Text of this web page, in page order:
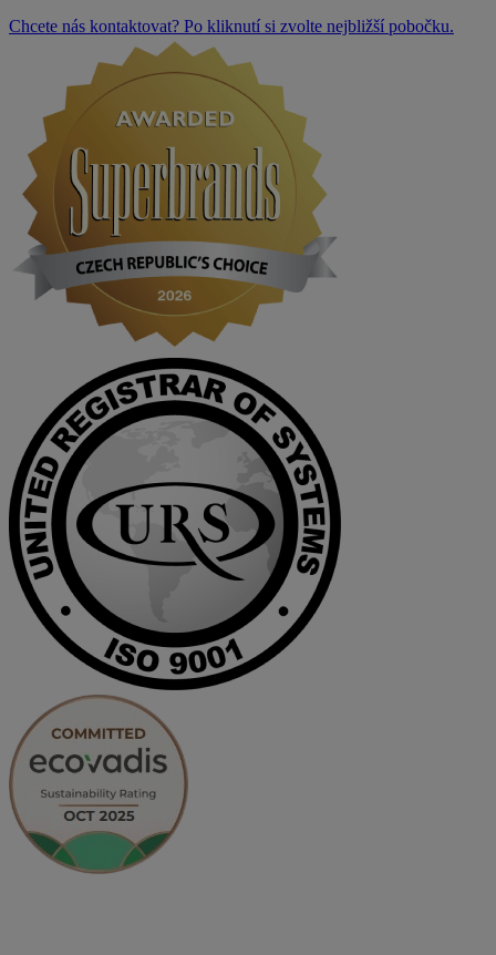
Chcete nás kontaktovat? Po kliknutí si zvolte nejbližší pobočku.